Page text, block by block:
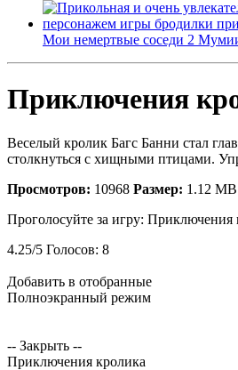
Мои немертвые соседи 2
Приключения
Веселый кролик Багс Банни стал
столкнуться с хищными птицами.
Просмотров: 10968 Размер: 1.12 MB
Проголосуйте за игру: Приключения
4.25/5 Голосов: 8
Добавить в отобранные
Полноэкранный режим
-- Закрыть --
Приключения кролика